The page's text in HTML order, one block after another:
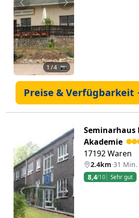
Zurück Weiter
1 / 4 📷
Preise & Verfügbarkeit
Zurück Weiter
Seminarhaus
Akademie
17192 Waren
2.4km·31
8,4/10 Sehr gut